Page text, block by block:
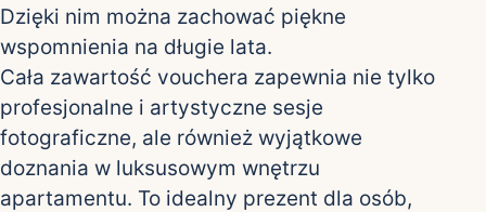
Dzięki nim można zachować piękne
wspomnienia na długie lata.
Cała zawartość vouchera zapewnia nie tylko
profesjonalne i artystyczne sesje
fotograficzne, ale również wyjątkowe
doznania w luksusowym wnętrzu
apartamentu. To idealny prezent dla osób,